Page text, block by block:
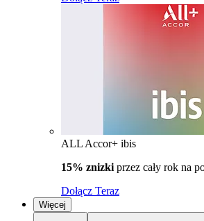
ALL Accor+ ibis
15% znizki przez cały rok na
Dołącz Teraz
Więcej